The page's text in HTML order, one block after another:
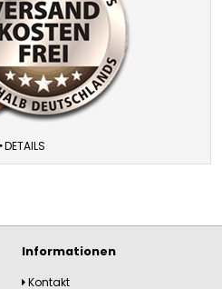
DETAILS
Informationen
Kontakt